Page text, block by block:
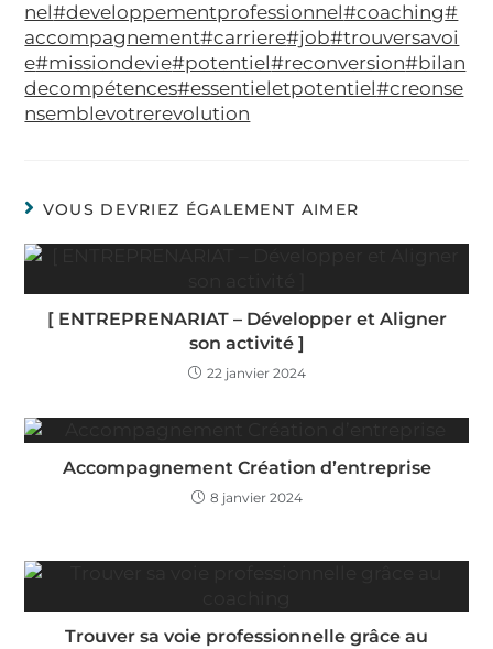
nel#developpementprofessionnel#coaching#
accompagnement#carriere#job#trouversavoi
e#missiondevie#potentiel#reconversion#bilan
decompétences#essentieletpotentiel#creonse
nsemblevotrerevolution
VOUS DEVRIEZ ÉGALEMENT AIMER
[ ENTREPRENARIAT – Développer et Aligner
son activité ]
22 janvier 2024
Accompagnement Création d’entreprise
8 janvier 2024
Trouver sa voie professionnelle grâce au